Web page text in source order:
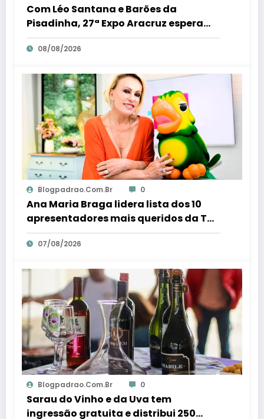
Com Léo Santana e Barões da
Pisadinha, 27ª Expo Aracruz espera
receber 80 milénio visitantes por dia –
Em Dia ES
08/08/2026
Blogpadrao.com.br 0
Ana Maria Braga lidera lista dos 10
apresentadores mais queridos da TV;
veja ranking – Em Dia ES
07/08/2026
Blogpadrao.com.br 0
Sarau do Vinho e da Uva tem
ingressão gratuita e distribui 250